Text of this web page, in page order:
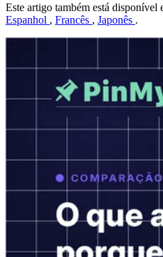
Este artigo também está disponível
Espanhol , Francês , Japonês .